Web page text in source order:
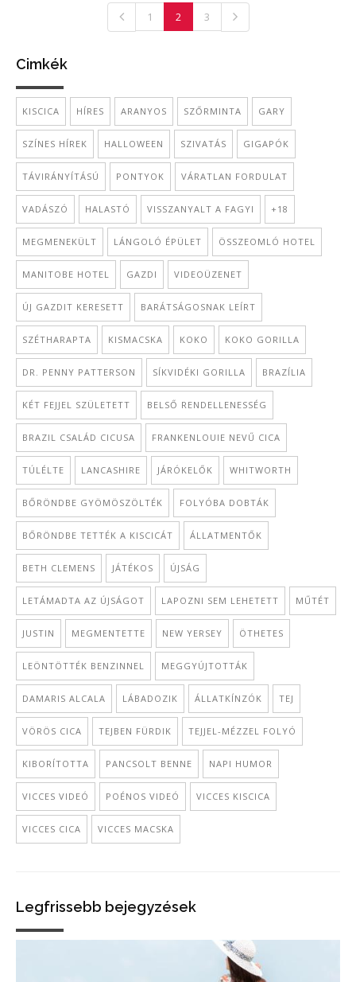
1 2 3
Cimkék
KISCICA HÍRES ARANYOS SZŐRMINTA GARY
SZÍNES HÍREK HALLOWEEN SZIVATÁS GIGAPÓK
TÁVIRÁNYÍTÁSÚ PONTYOK VÁRATLAN FORDULAT
VADÁSZÓ HALASTÓ VISSZANYALT A FAGYI +18
MEGMENEKÜLT LÁNGOLÓ ÉPÜLET ÖSSZEOMLÓ HOTEL
MANITOBE HOTEL GAZDI VIDEOÜZENET
ÚJ GAZDIT KERESETT BARÁTSÁGOSNAK LEÍRT
SZÉTHARAPTA KISMACSKA KOKO KOKO GORILLA
DR. PENNY PATTERSON SÍKVIDÉKI GORILLA BRAZÍLIA
KÉT FEJJEL SZÜLETETT BELSŐ RENDELLENESSÉG
BRAZIL CSALÁD CICUSA FRANKENLOUIE NEVŰ CICA
TÚLÉLTE LANCASHIRE JÁRÓKELŐK WHITWORTH
BŐRÖNDBE GYÖMÖSZÖLTÉK FOLYÓBA DOBTÁK
BŐRÖNDBE TETTÉK A KISCICÁT ÁLLATMENTŐK
BETH CLEMENS JÁTÉKOS ÚJSÁG
LETÁMADTA AZ ÚJSÁGOT LAPOZNI SEM LEHETETT MŰTÉT
JUSTIN MEGMENTETTE NEW YERSEY ÖTHETES
LEÖNTÖTTÉK BENZINNEL MEGGYÚJTOTTÁK
DAMARIS ALCALA LÁBADOZIK ÁLLATKÍNZÓK TEJ
VÖRÖS CICA TEJBEN FÜRDIK TEJJEL-MÉZZEL FOLYÓ
KIBORÍTOTTA PANCSOLT BENNE NAPI HUMOR
VICCES VIDEÓ POÉNOS VIDEÓ VICCES KISCICA
VICCES CICA VICCES MACSKA
Legfrissebb bejegyzések